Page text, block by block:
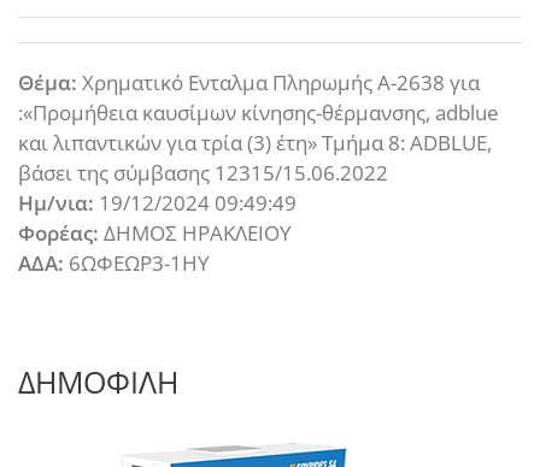
Θέμα: Χρηματικό Ενταλμα Πληρωμής Α-2638 για
:«Προμήθεια καυσίμων κίνησης-θέρμανσης, adblue
και λιπαντικών για τρία (3) έτη» Τμήμα 8: ADBLUE,
βάσει της σύμβασης 12315/15.06.2022
Ημ/νια: 19/12/2024 09:49:49
Φορέας: ΔΗΜΟΣ ΗΡΑΚΛΕΙΟΥ
ΑΔΑ: 6ΩΦΕΩΡ3-1ΗΥ
ΔΗΜΟΦΙΛΗ